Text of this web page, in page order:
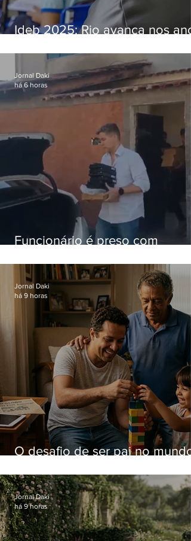
Ideb 2025: Rio avança nos
nacional
Funcionário é preso com
Hospital do Andaraí
Jornal Daki
há 6 horas
O desafio de ser pai no mundo
Jornal Daki
há 9 horas
Jornal Daki
há 9 horas